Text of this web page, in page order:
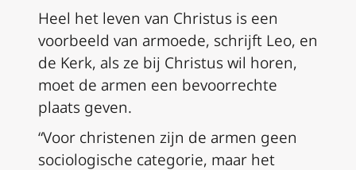
Heel het leven van Christus is een
voorbeeld van armoede, schrijft Leo, en
de Kerk, als ze bij Christus wil horen,
moet de armen een bevoorrechte
plaats geven.
“Voor christenen zijn de armen geen
sociologische categorie, maar het